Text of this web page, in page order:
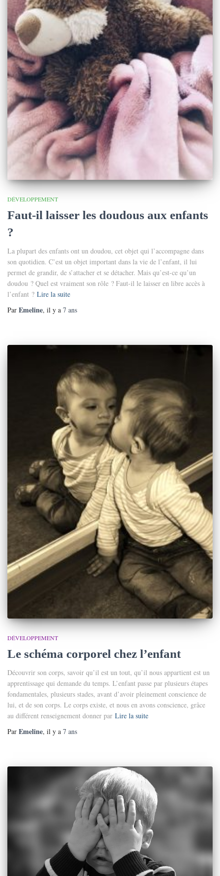
DÉVELOPPEMENT
Faut-il laisser les doudous aux enfants
?
La plupart des enfants ont un doudou, cet objet qui l’accompagne dans
son quotidien. C’est un objet important dans la vie de l’enfant, il lui
permet de grandir, de s’attacher et se détacher. Mais qu’est-ce qu’un
doudou ? Quel est vraiment son rôle ? Faut-il le laisser en libre accès à
l’enfant ? Lire la suite
Par Emeline, il y a 7 ans
DÉVELOPPEMENT
Le schéma corporel chez l’enfant
Découvrir son corps, savoir qu’il est un tout, qu’il nous appartient est un
apprentissage qui demande du temps. L’enfant passe par plusieurs étapes
fondamentales, plusieurs stades, avant d’avoir pleinement conscience de
lui, et de son corps. Le corps existe, et nous en avons conscience, grâce
au différent renseignement donner par Lire la suite
Par Emeline, il y a 7 ans